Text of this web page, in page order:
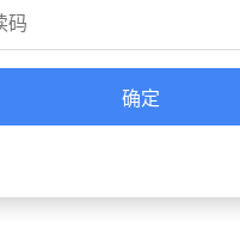
告上法庭，索赔合计
确定